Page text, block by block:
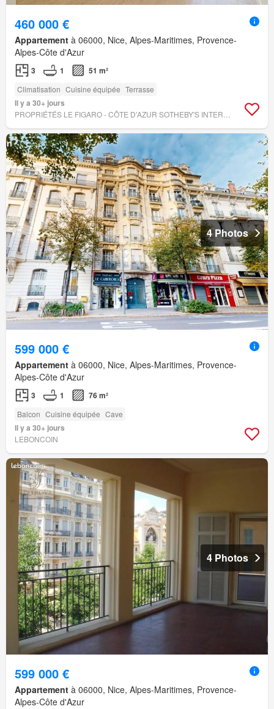
460 000 €
Appartement à 06000, Nice, Alpes-Maritimes, Provence-
Alpes-Côte d'Azur
3 1 51 m²
Climatisation Cuisine équipée Terrasse
Il y a 30+ jours
4 Photos
599 000 €
Appartement à 06000, Nice, Alpes-Maritimes, Provence-
Alpes-Côte d'Azur
3 1 76 m²
Balcon Cuisine équipée Cave
Il y a 30+ jours
LEBONCOIN
4 Photos
599 000 €
Appartement à 06000, Nice, Alpes-Maritimes, Provence-
Alpes-Côte d'Azur